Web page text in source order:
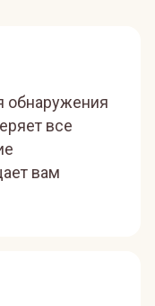
обнаружения
все
вам